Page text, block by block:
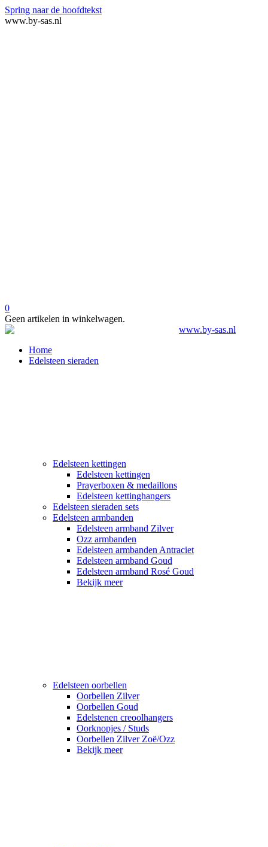
Spring naar de hoofdtekst
www.by-sas.nl
0
Geen artikelen in winkelwagen.
Home
Edelsteen sieraden
Edelsteen kettingen
Edelsteen kettingen
Prayerboxen & medaillons
Edelsteen kettinghangers
Edelsteen sieraden sets
Edelsteen armbanden
Edelsteen armband Zilver
Ozz armbanden
Edelsteen armbanden Antraciet
Edelsteen armband Goud
Edelsteen armband Rosé Goud
Bekijk meer
Edelsteen oorbellen
Oorbellen Zilver
Oorbellen Goud
Edelstenen creoolhangers
Oorknopjes / Studs
Oorbellen Zilver Zoë/Ozz
Bekijk meer